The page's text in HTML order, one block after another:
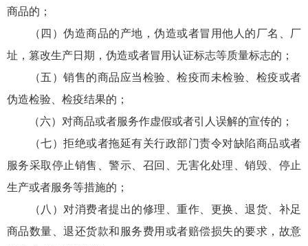
商品的；
（四）伪造商品的产地，伪造或者冒用他人的厂名、厂
址，篡改生产日期，伪造或者冒用认证标志等质量标志的；
（五）销售的商品应当检验、检疫而未检验、检疫或者
伪造检验、检疫结果的；
（六）对商品或者服务作虚假或者引人误解的宣传的；
（七）拒绝或者拖延有关行政部门责令对缺陷商品或者
服务采取停止销售、警示、召回、无害化处理、销毁、停止
生产或者服务等措施的；
（八）对消费者提出的修理、重作、更换、退货、补足
商品数量、退还货款和服务费用或者赔偿损失的要求，故意